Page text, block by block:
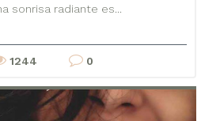
sonrisa radiante es...
1244 0